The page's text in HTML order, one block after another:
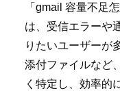
「gmail 容量不足
は、受信エラーや
りたいユーザーが
添付ファイルなど
く特定し、効率的